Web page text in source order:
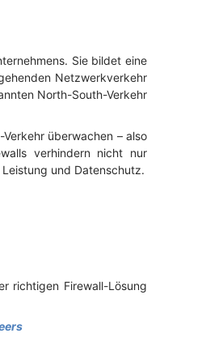
Sie bildet eine
Netzwerkverkehr
North-South-Verkehr
überwachen – also
verhindern nicht nur
und Datenschutz.
richtigen Firewall-Lösung